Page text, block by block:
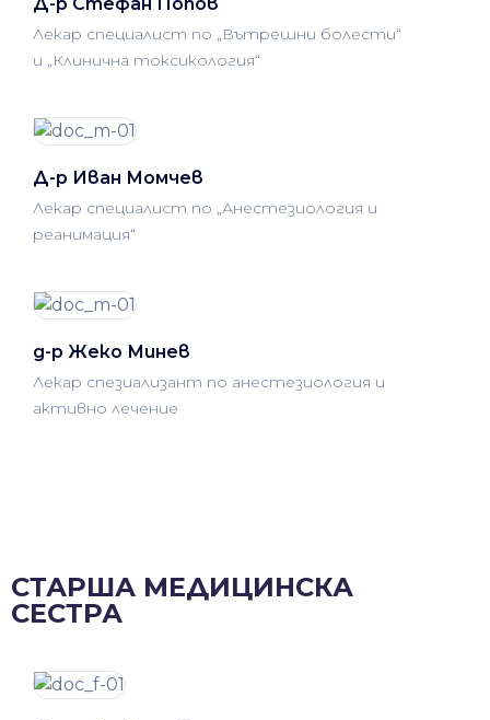
Лекар специалист по „Вътрешни болести“
и „Клинична токсикология“
Д-р Иван Момчев
Лекар специалист по „Анестезиология и
реанимация“
д-р Жеко Минев
Лекар спезиализант по анестезиология и
активно лечение
СТАРША МЕДИЦИНСКА
СЕСТРА